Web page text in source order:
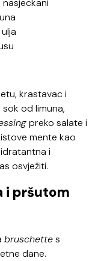
krastavac i
od limuna,
preko salate i
mente kao
i
osvježiti.
i pršutom
bruschettes
dane.